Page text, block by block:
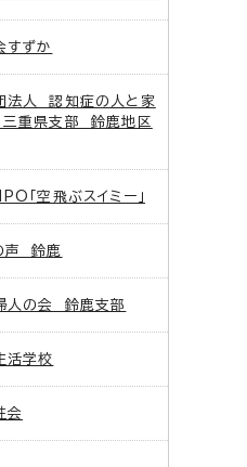
すずか
法人 認知症の人と家
重県支部 鈴鹿地区
「空飛ぶスイミー」
声 鈴鹿
人の会 鈴鹿支部
活学校
会